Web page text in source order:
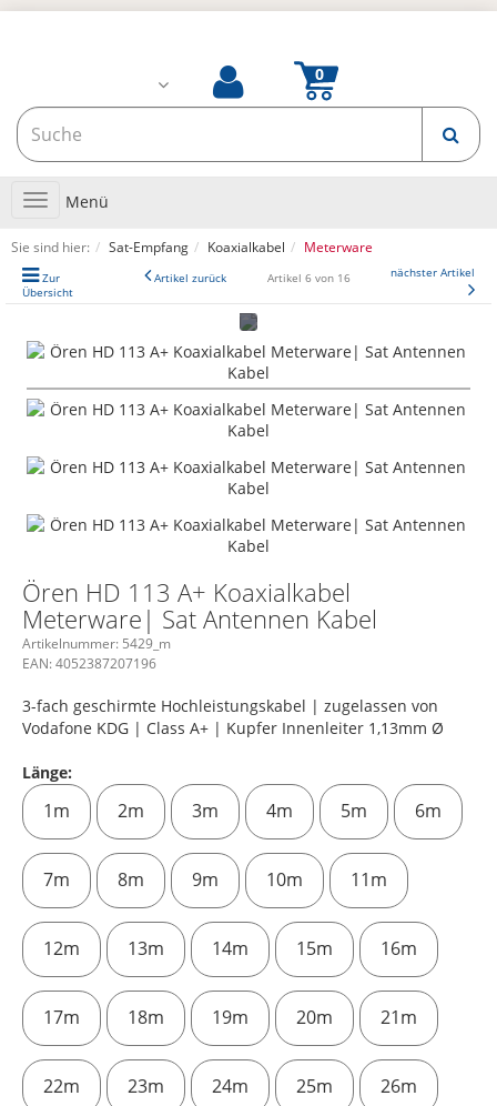
Toggle
navigation
Menü
Sie sind hier: Sat-Empfang Koaxialkabel Meterware
Zur
Übersicht
Artikel zurück Artikel 6 von 16 nächster Artikel
Ören HD 113 A+ Koaxialkabel
Meterware| Sat Antennen Kabel
Artikelnummer: 5429_m
EAN:4052387207196
3-fach geschirmte Hochleistungskabel | zugelassen von
Vodafone KDG | Class A+ | Kupfer Innenleiter 1,13mm Ø
Länge:
1m 2m 3m 4m 5m 6m
7m 8m 9m 10m 11m
12m 13m 14m 15m 16m
17m 18m 19m 20m 21m
22m 23m 24m 25m 26m